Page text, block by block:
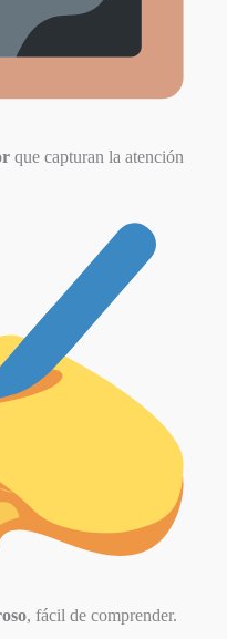
que capturan la atención
, fácil de comprender.